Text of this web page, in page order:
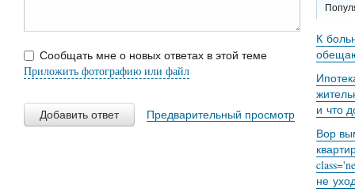
Сообщать мне о новых ответах в этой теме
Приложить фотографию или файл
Добавить ответ Предварительный просмотр
К
и что
Вор
не